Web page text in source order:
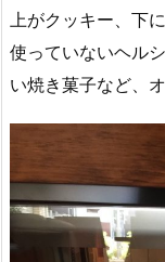
上がクッキー、下
使っていないヘル
い焼き菓子など、